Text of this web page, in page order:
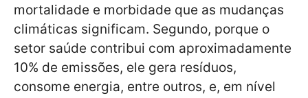
mortalidade e morbidade que as mudanças
climáticas significam. Segundo, porque o
setor saúde contribui com aproximadamente
10% de emissões, ele gera resíduos,
consome energia, entre outros, e, em nível